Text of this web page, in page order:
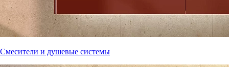
Смесители и душевые системы